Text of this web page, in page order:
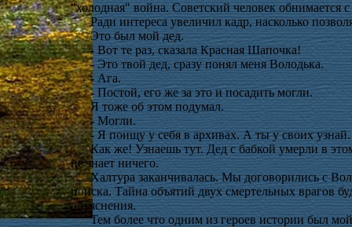
"холодная" война. Советский человек
Ради интереса увеличил кадр, насколько
Это был мой дед.
- Вот те раз, сказала Красная Шапочка!
- Это твой дед, сразу понял меня Володька.
- Ага.
- Постой, его же за это и посадить могли.
Я тоже об этом подумал.
- Могли.
- Я поищу у себя в архивах. А ты у своих
Как же! Узнаешь тут. Дед с бабкой умерли в
не знает ничего.
Халтура заканчивалась. Мы договорились с
поиска. Тайна объятий двух смертельных врагов
объяснения.
Тем более что одним из героев истории был